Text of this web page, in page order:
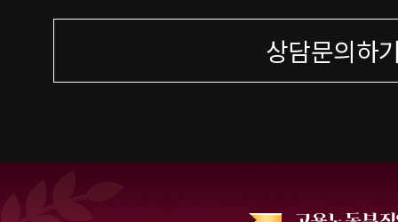
상담문의하